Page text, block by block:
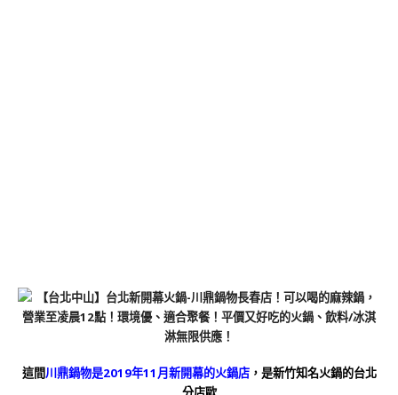
這間川鼎鍋物是2019年11月新開幕的火鍋店，是新竹知名火鍋的台北